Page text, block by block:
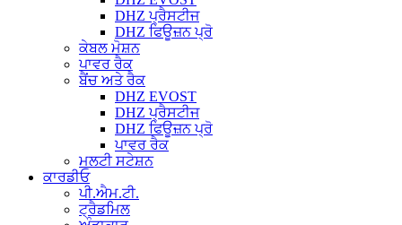
DHZ ਪ੍ਰੈਸਟੀਜ
DHZ ਫਿਊਜ਼ਨ ਪ੍ਰੋ
ਕੇਬਲ ਮੋਸ਼ਨ
ਪਾਵਰ ਰੈਕ
ਬੈਂਚ ਅਤੇ ਰੈਕ
DHZ EVOST
DHZ ਪ੍ਰੈਸਟੀਜ
DHZ ਫਿਊਜ਼ਨ ਪ੍ਰੋ
ਪਾਵਰ ਰੈਕ
ਮਲਟੀ ਸਟੇਸ਼ਨ
ਕਾਰਡੀਓ
ਪੀ.ਐਮ.ਟੀ.
ਟ੍ਰੈਡਮਿਲ